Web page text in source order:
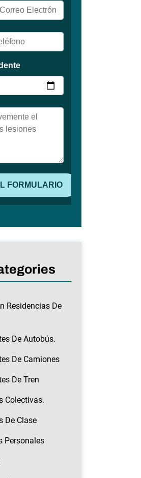
Residencias De
De Autobús.
De Camiones
De Tren
Colectivas.
De Clase
Personales